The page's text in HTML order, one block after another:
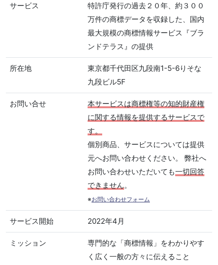
サービス
特許庁発行の過去２０年、約３００
万件の商標データを収録した、国内
最大規模の商標情報サービス『ブラ
ンドテラス』の提供
所在地
東京都千代田区九段南1-5-6りそな
九段ビル5F
お問い合せ
本サービスは商標権等の知的財産権
に関する情報を提供するサービスで
す。
個別商品、サービスについては提供
元へお問い合わせください。 弊社へ
お問い合わせいただいても一切回答
できません。
※お問い合わせフォーム
サービス開始 2022年4月
ミッション
専門的な「商標情報」をわかりやす
く広く一般の方々に伝えること